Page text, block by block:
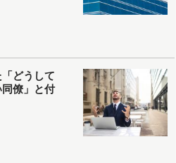
どうして
僚」と付